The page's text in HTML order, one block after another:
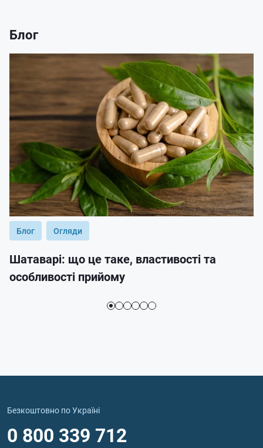
Блог
Блог Огляди
Шатаварі: що це таке, властивості та
особливості прийому
Безкоштовно по Україні
0 800 339 712